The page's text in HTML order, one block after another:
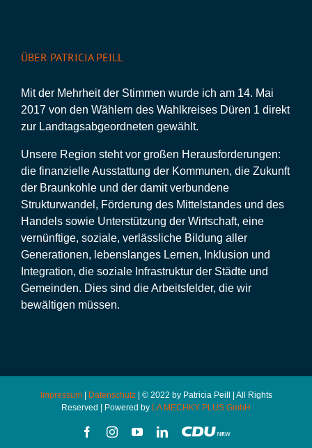
ÜBER PATRICIA PEILL
Mit der Mehrheit der Stimmen wurde ich am 14. Mai
2017 von den Wählern des Wahlkreises Düren 1 direkt
zur Landtagsabgeordneten gewählt.
Unsere Region steht vor großen Herausforderungen:
die finanzielle Ausstattung der Kommunen, die Zukunft
der Braunkohle und der damit verbundene
Strukturwandel, Förderung des Mittelstandes und des
Handels sowie Unterstützung der Wirtschaft, eine
vernünftige, soziale, verlässliche Bildung aller
Generationen, lebenslanges Lernen, Inklusion und
Integration, die soziale Infrastruktur der Städte und
Gemeinden. Dies sind die Arbeitsfelder, die wir
bewältigen müssen.
Impressum| Datenschutz| © 2022 by Patricia Peill | All Rights
Reserved | Powered by LA MECHKY PLUS GmbH
FacebookInstagramYouTubeLinkedIn
CDU